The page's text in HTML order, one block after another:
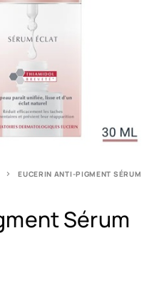
EUCERIN ANTI-PIGMENT SÉRUM
Sérum